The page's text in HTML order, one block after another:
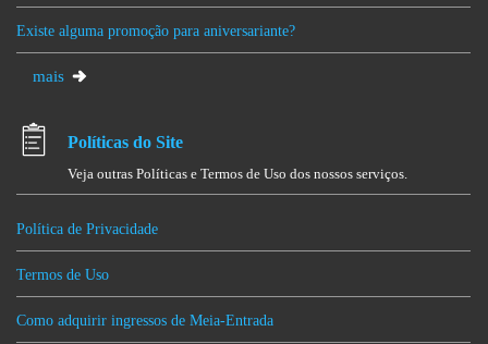
Existe alguma promoção para aniversariante?
mais
Políticas do Site
Veja outras Políticas e Termos de Uso dos nossos serviços.
Política de Privacidade
Termos de Uso
Como adquirir ingressos de Meia-Entrada